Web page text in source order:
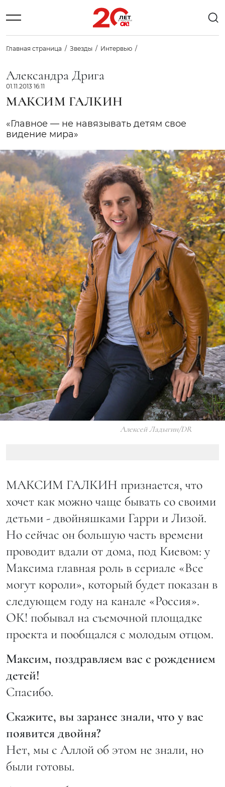
Главная страница Звезды Интервью
Александра Дрига
01.11.2013 16:11
МАКСИМ ГАЛКИН
«Главное — не навязывать детям свое
видение мира»
Алексей Ладыгин/DR
МАКСИМ ГАЛКИН признается, что
хочет как можно чаще бывать со своими
детьми - двойняшками Гарри и Лизой.
Но сейчас он большую часть времени
проводит вдали от дома, под Киевом: у
Максима главная роль в сериале «Все
могут короли», который будет показан в
следующем году на канале «Россия».
ОК! побывал на съемочной площадке
проекта и пообщался с молодым отцом.
Максим, поздравляем вас с рождением
детей!
Спасибо.
Скажите, вы заранее знали, что у вас
появится двойня?
Нет, мы с Аллой об этом не знали, но
были готовы.